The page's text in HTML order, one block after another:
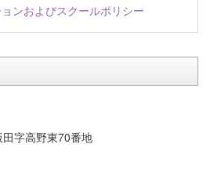
ンおよびスクールポリシー
字高野東70番地